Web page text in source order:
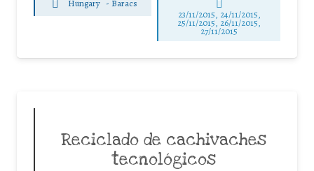
Hungary - Baracs
23/11/2015, 24/11/2015,
25/11/2015, 26/11/2015,
27/11/2015
Reciclado de cachivaches
tecnológicos